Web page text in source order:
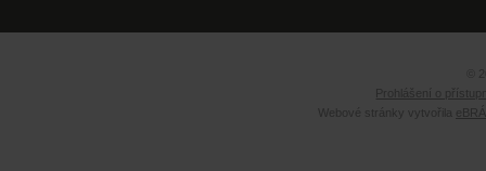
Prohlášení o
Webové stránky vytvořila